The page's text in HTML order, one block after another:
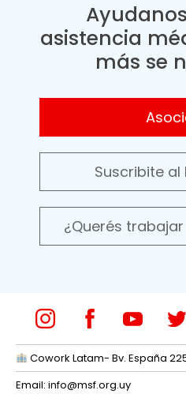
asistencia
más se
Suscribite al
¿Querés
Cowork Latam- Bv. España
Email: info@msf.org.uy